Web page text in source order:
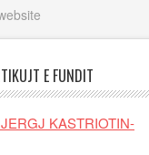
E FUNDIT
KASTRIOTIN-